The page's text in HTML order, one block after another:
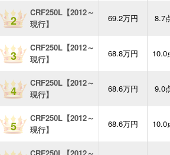
2
CRF250L【2012～
現行】
69.2万円 8.7
3
CRF250L【2012～
現行】
68.8万円 10.0
4
CRF250L【2012～
現行】
68.6万円 9.0
5
CRF250L【2012～
現行】
68.6万円 10.0